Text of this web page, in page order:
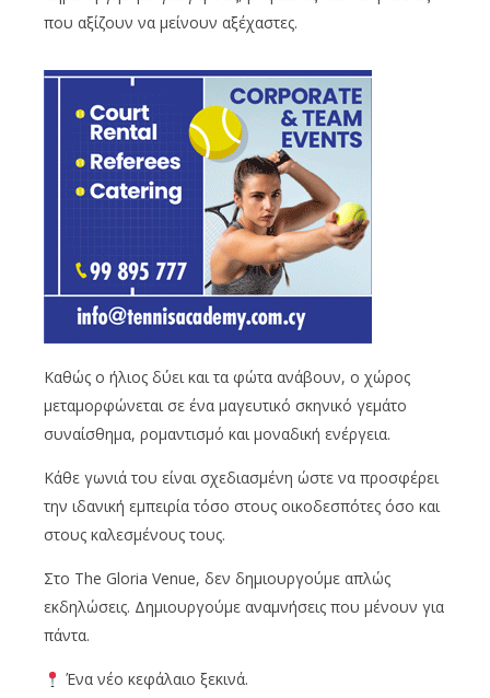
που αξίζουν να μείνουν αξέχαστες.
Καθώς ο ήλιος δύει και τα φώτα ανάβουν, ο χώρος
μεταμορφώνεται σε ένα μαγευτικό σκηνικό γεμάτο
συναίσθημα, ρομαντισμό και μοναδική ενέργεια.
Κάθε γωνιά του είναι σχεδιασμένη ώστε να προσφέρει
την ιδανική εμπειρία τόσο στους οικοδεσπότες όσο και
στους καλεσμένους τους.
Στο The Gloria Venue, δεν δημιουργούμε απλώς
εκδηλώσεις. Δημιουργούμε αναμνήσεις που μένουν για
πάντα.
Ένα νέο κεφάλαιο ξεκινά.